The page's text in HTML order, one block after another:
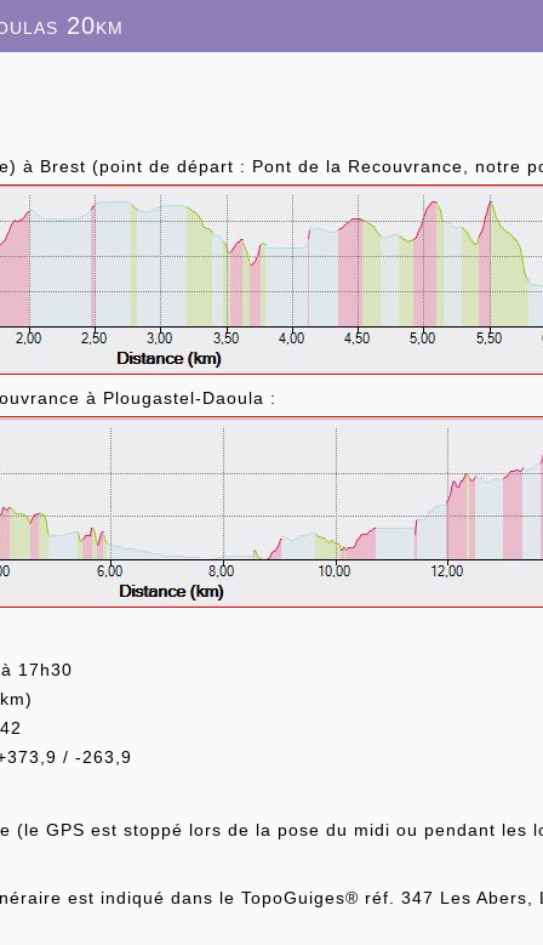
20km
à Brest (point de départ : Pont de la Recouvrance, notre
à Plougastel-Daoula :
17h30
km)
/ -263,9
(le GPS est stoppé lors de la pose du midi ou pendant les
est indiqué dans le TopoGuiges® réf. 347 Les Abers,